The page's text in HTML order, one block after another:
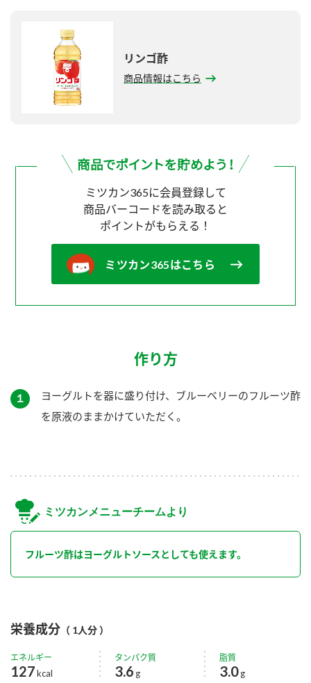
業務用サイト ミツカングループについて
リンゴ酢
商品情報はこちら
ミツカン365に会員登録して
商品バーコードを読み取ると
ポイントがもらえる！
ミツカン365はこちら
作り方
１
ヨーグルトを器に盛り付け、ブルーベリーのフルーツ酢
を原液のままかけていただく。
ミツカンメニューチームより
フルーツ酢はヨーグルトソースとしても使えます。
栄養成分 （ 1人分 ）
エネルギー
127kcal
タンパク質
3.6 g
脂質
3.0 g